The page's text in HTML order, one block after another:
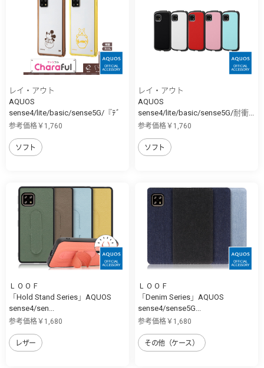
レイ・アウト
AQUOS
sense4/lite/basic/sense5G/『ﾃﾞ
ｨ...
参考価格￥1,760
ソフト
レイ・アウト
AQUOS
sense4/lite/basic/sense5G/耐衝...
参考価格￥1,760
ソフト
ＬＯＯＦ
「Hold Stand Series」AQUOS
sense4/sen...
参考価格￥1,680
レザー
ＬＯＯＦ
「Denim Series」AQUOS
sense4/sense5G...
参考価格￥1,680
その他（ケース）